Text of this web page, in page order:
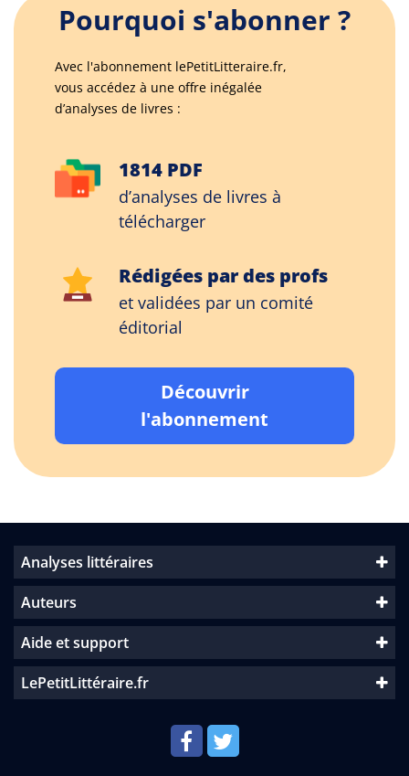
Pourquoi s'abonner ?
Avec l'abonnement lePetitLitteraire.fr,
vous accédez à une offre inégalée
d’analyses de livres :
1814 PDF
d’analyses de livres à
télécharger
Rédigées par des profs
et validées par un comité
éditorial
Découvrir
l'abonnement
Analyses littéraires
Auteurs
Aide et support
LePetitLittéraire.fr